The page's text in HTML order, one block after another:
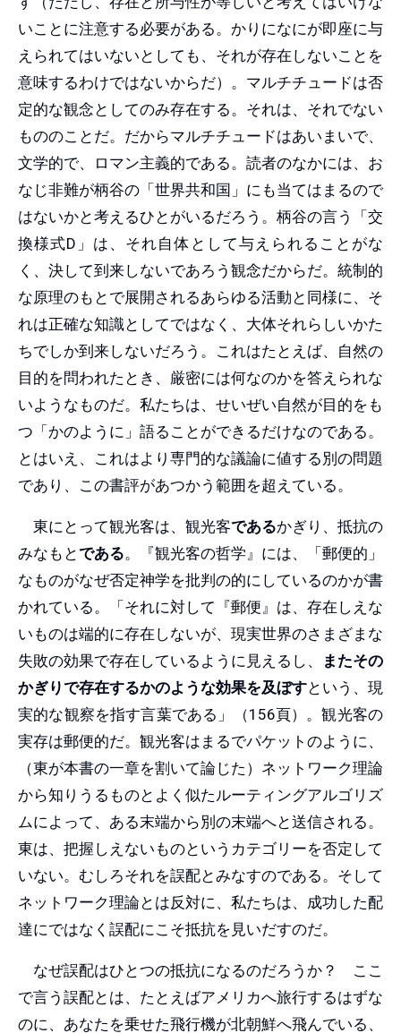
いことに注意する必要がある。かりになにが即座に与
えられてはいないとしても、それが存在しないことを
意味するわけではないからだ）。マルチチュードは否
定的な観念としてのみ存在する。それは、それでない
もののことだ。だからマルチチュードはあいまいで、
文学的で、ロマン主義的である。読者のなかには、お
なじ非難が柄谷の「世界共和国」にも当てはまるので
はないかと考えるひとがいるだろう。柄谷の言う「交
換様式D」は、それ自体として与えられることがな
く、決して到来しないであろう観念だからだ。統制的
な原理のもとで展開されるあらゆる活動と同様に、そ
れは正確な知識としてではなく、大体それらしいかた
ちでしか到来しないだろう。これはたとえば、自然の
目的を問われたとき、厳密には何なのかを答えられな
いようなものだ。私たちは、せいぜい自然が目的をも
つ「かのように」語ることができるだけなのである。
とはいえ、これはより専門的な議論に値する別の問題
であり、この書評があつかう範囲を超えている。
東にとって観光客は、観光客であるかぎり、抵抗の
みなもとである。『観光客の哲学』には、「郵便的」
なものがなぜ否定神学を批判の的にしているのかが書
かれている。「それに対して『郵便』は、存在しえな
いものは端的に存在しないが、現実世界のさまざまな
失敗の効果で存在しているように見えるし、
またその
かぎりで存在するかのような効果を及ぼすという、現
実的な観察を指す言葉である」（156頁）。観光客の
実存は郵便的だ。観光客はまるでパケットのように、
（東が本書の一章を割いて論じた）ネットワーク理論
から知りうるものとよく似たルーティングアルゴリズ
ムによって、ある末端から別の末端へと送信される。
東は、把握しえないものというカテゴリーを否定して
いない。むしろそれを誤配とみなすのである。そして
ネットワーク理論とは反対に、私たちは、成功した配
達にではなく誤配にこそ抵抗を見いだすのだ。
なぜ誤配はひとつの抵抗になるのだろうか？ ここ
で言う誤配とは、たとえばアメリカへ旅行するはずな
のに、あなたを乗せた飛行機が北朝鮮へ飛んでいる、